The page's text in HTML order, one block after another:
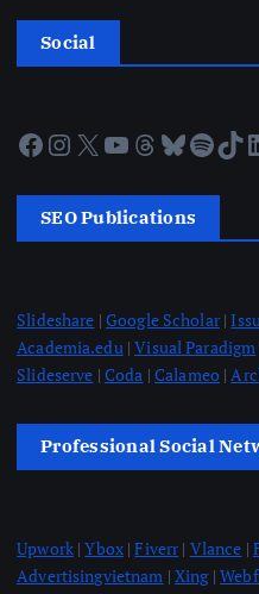
Social
Facebook Instagram X YouTube Threads Bluesky Spotify TikTok
SEO Publications
Slideshare | Google Scholar|
Academia.edu|Visual Paradigm
Slideserve | Coda | Calameo|
Professional Social
Upwork|Ybox|Fiverr| Vlance |
Advertisingvietnam |Xing|